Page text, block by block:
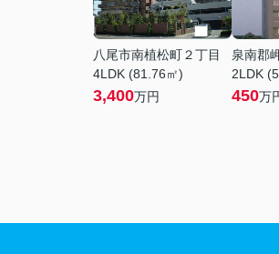
八尾市南植松町２丁目
4LDK (81.76㎡)
3,400万円
泉南郡
2LDK
450万